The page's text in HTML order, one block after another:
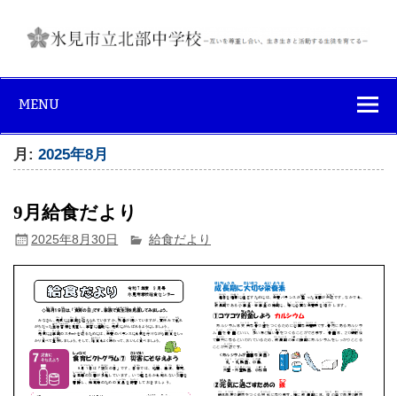
content
学校
MENU
月:2025年8月
9月給食だより
2025年8月30日 給食だより